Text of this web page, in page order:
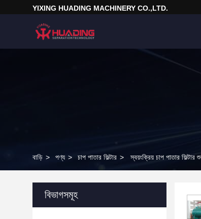
YIXING HUADING MACHINERY CO.,LTD.
বাড়ি > পণ্য > চাপ পাতার ফিল্টার > স্বয়ংক্রিয় চাপ পাতার
বিভাগসমূহ